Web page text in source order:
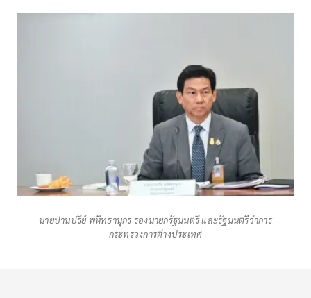
นายปานปรีย์ พหิทธานุกร รองนายกรัฐมนตรี และรัฐมนตรีว่าการ
กระทรวงการต่างประเทศ